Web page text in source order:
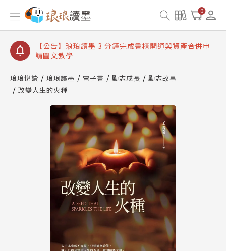
0
【公告】琅琅讀墨數位閱讀資產合併與書櫃開通申請
【公告】琅琅讀墨書櫃開通常見問題
【公告】琅琅讀墨 3 分鐘完成書櫃開通與資產合併申
請圖文教學
查詢
【公告】琅琅讀墨數位閱讀資產合併與書櫃開通申請
琅琅悅讀 琅琅讀墨 電子書 勵志成長
勵志故事
改變人生的火種